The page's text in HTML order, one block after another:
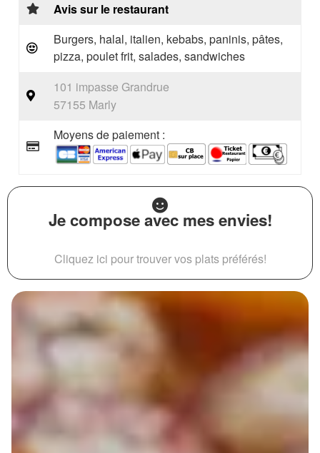
Avis sur le restaurant
Burgers, halal, italien, kebabs, paninis, pâtes,
pizza, poulet frit, salades, sandwiches
101 impasse Grandrue
57155 Marly
Moyens de paiement :
Je compose avec mes envies!
Cliquez ici pour trouver vos plats préférés!